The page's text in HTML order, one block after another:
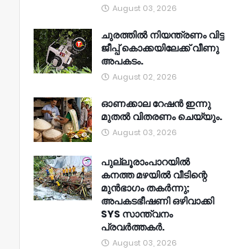
August 03, 2026
ചുരത്തിൽ നിയന്ത്രണം വിട്ട
ജീപ്പ് കൊക്കയിലേക്ക് വീണു
അപകടം.
August 02, 2026
ഓണക്കാല റേഷൻ ഇന്നു
മുതല്‍ വിതരണം ചെയ്യും.
August 03, 2026
പുല്ലൂരാംപാറയിൽ
കനത്ത മഴയിൽ വീടിന്റെ
മുൻഭാഗം തകർന്നു;
അപകടഭീഷണി ഒഴിവാക്കി
SYS സാന്ത്വനം
പ്രവർത്തകർ.
August 03, 2026